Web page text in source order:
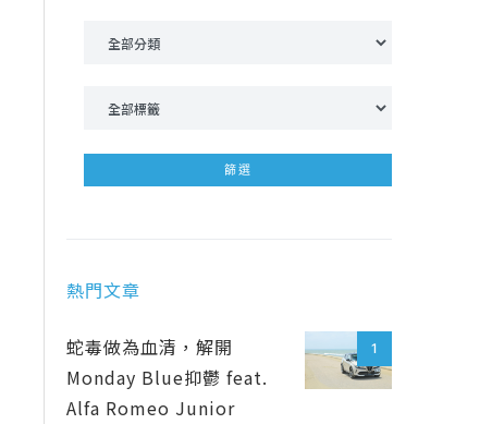
熱門文章
1
蛇毒做為血清，解開
Monday Blue抑鬱 feat.
Alfa Romeo Junior